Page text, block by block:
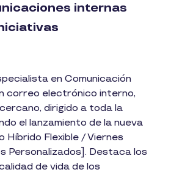
internas
en Comunicación
correo electrónico interno,
dirigido a toda la
el lanzamiento de la nueva
Híbrido Flexible / Viernes
Personalizados]. Destaca los
de vida de los